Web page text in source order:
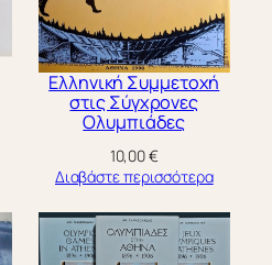
Ελληνική Συμμετοχή
στις Σύγχρονες
Ολυμπιάδες
10,00€
Διαβάστε περισσότερα